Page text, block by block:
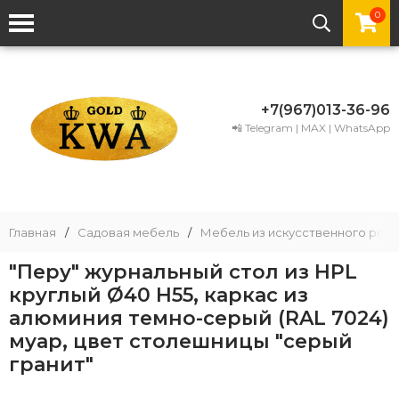
0
+7(967)013-36-96
📲 Telegram | MAX | WhatsApp
Главная / Садовая мебель / Мебель из искусственного
"Перу" журнальный стол из HPL
круглый Ø40 H55, каркас из
алюминия темно-серый (RAL 7024)
муар, цвет столешницы "серый
гранит"